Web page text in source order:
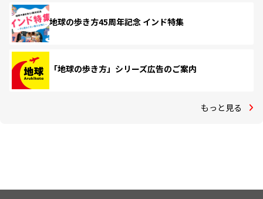
地球の歩き方45周年記念 インド特集
「地球の歩き方」シリーズ広告のご案内
もっと見る